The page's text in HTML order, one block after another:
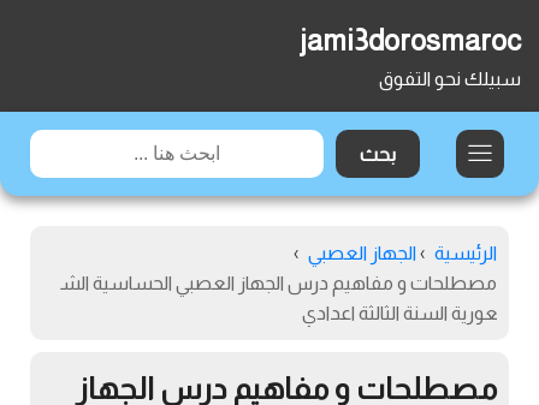
jami3dorosmaroc
سبيلك نحو التفوق
الرئيسية › الجهاز العصبي ›
مصطلحات و مفاهيم درس الجهاز العصبي الحساسية الش
عورية السنة الثالثة اعدادي
مصطلحات و مفاهيم درس الجهاز